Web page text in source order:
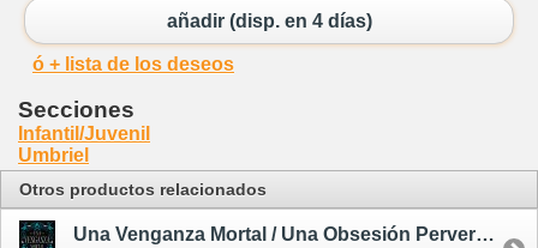
añadir (disp. en 4 días)
ó + lista de los deseos
Secciones
Infantil/Juvenil
Umbriel
Otros productos relacionados
Una Venganza Mortal / Una Obsesión Perversa 2